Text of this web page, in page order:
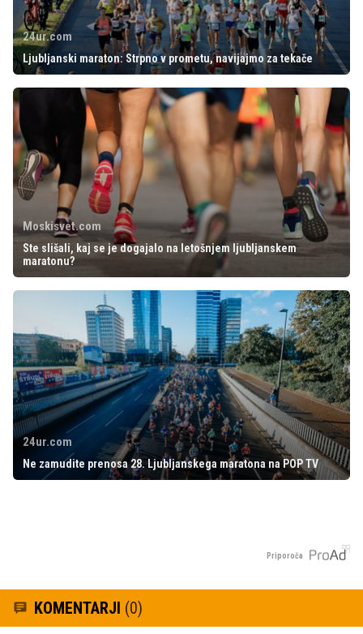
24ur.com
Ljubljanski maraton: Strpno v prometu, navijajmo za tekače
Moskisvet.com
Ste slišali, kaj se je dogajalo na letošnjem ljubljanskem
maratonu?
24ur.com
Ne zamudite prenosa 28. Ljubljanskega maratona na POP TV
Priporoča
KOMENTARJI (0)